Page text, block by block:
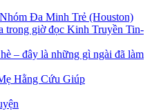
Đa Minh Trẻ (Houston)
trong giờ đọc Kinh Truyền Tin-
– đây là những gì ngài đã làm
Hằng Cứu Giúp